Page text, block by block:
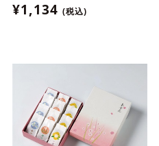
¥1,134 (税込)